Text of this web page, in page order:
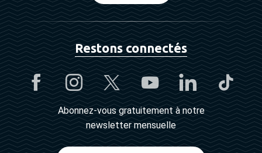
Restons connectés
Abonnez-vous gratuitement à notre
newsletter mensuelle